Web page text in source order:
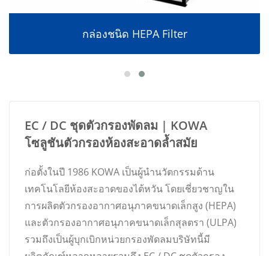
กล่องชนิด HEPA Filter
EC / DC ชุดตัวกรองพัดลม | KOWA
โซลูชันตัวกรองห้องสะอาดล้ำสมัย
ก่อตั้งในปี 1986 KOWA เป็นผู้นำนวัตกรรมด้าน
เทคโนโลยีห้องสะอาดของไต้หวัน โดยเชี่ยวชาญใน
การผลิตตัวกรองอากาศอนุภาคขนาดเล็กสูง (HEPA)
และตัวกรองอากาศอนุภาคขนาดเล็กสุลตรา (ULPA)
รวมถึงเป็นผู้บุกเบิกหน่วยกรองพัดลมบริษัทนี้มี